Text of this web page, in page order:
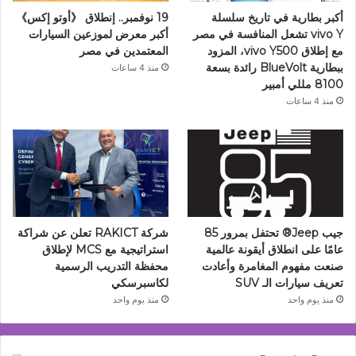
أكبر بطارية في تاريخ سلسلة
vivo Y تشعل المنافسة في مصر
مع إطلاق vivo Y500، المزود
ببطارية BlueVolt رائدة بسعة
8100 مللي أمبير
منذ 4 ساعات
19 نوفمبر.. إنطلاق 《أوتو إكس》
أكبر معرض لموزعين السيارات
المعتمدين في مصر
منذ 4 ساعات
جيب Jeep®️ تحتفل بمرور 85
عامًا على انطلاق أيقونة عالمية
صنعت مفهوم المغامرة وأعادت
تعريف سيارات الـ SUV
منذ يوم واحد
شركة RAKICT تعلن عن شراكة
استراتيجية مع MCS لإطلاق
محفظة التدريب الرسمية
لكاسبرسكي
منذ يوم واحد